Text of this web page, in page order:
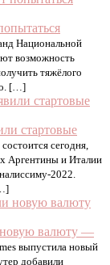
Национальной
возможность
тяжёлого
[…]
стартовые
сегодня,
Аргентины и Италии
2022.
новую валюту —
выпустила новый
добавили